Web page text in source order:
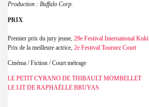
Production : Buffalo Corp.
PRIX
Premier prix du jury jeune, 29e Festival International Kuki
Prix de la meilleure actrice, 2e Festival Tournez Court
Cinéma / Fiction / Court métrage
LE PETIT CYRANO DE THIBAULT MOMBELLET
LE LIT DE RAPHAËLLE BRUYAS